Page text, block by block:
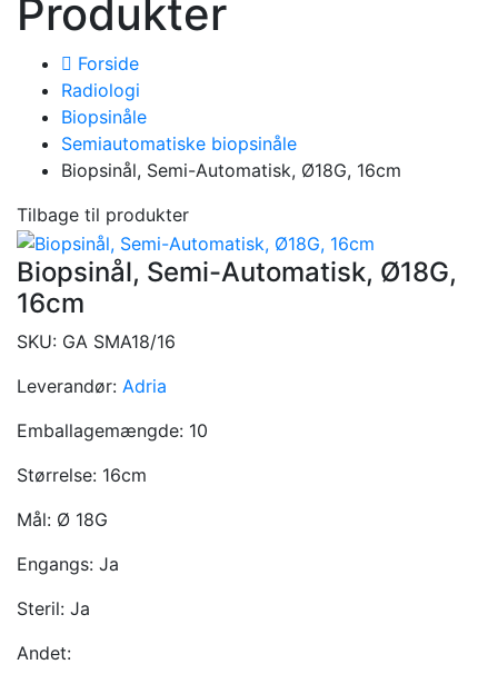
Produkter
Forside
Radiologi
Biopsinåle
Semiautomatiske biopsinåle
Biopsinål, Semi-Automatisk, Ø18G, 16cm
Tilbage til produkter
Biopsinål, Semi-Automatisk, Ø18G,
16cm
SKU: GA SMA18/16
Leverandør: Adria
Emballagemængde: 10
Størrelse: 16cm
Mål: Ø 18G
Engangs: Ja
Steril: Ja
Andet: